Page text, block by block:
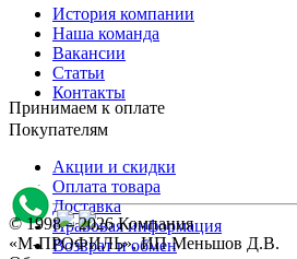
История компании
Наша команда
Вакансии
Статьи
Контакты
Покупателям
Акции и скидки
Оплата товара
Доставка
Правовая информация
Возврат и обмен
Принимаем к оплате
© 1998 – 2026 Компания
«М-ПРОФИЛЬ», ИП Меньшов Д.В.